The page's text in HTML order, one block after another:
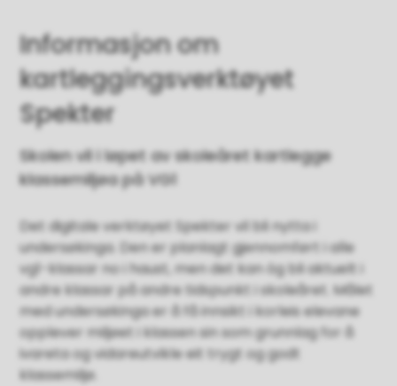
Informasjon om
kartleggingsverktøyet
Spekter
Skolen vil i løpet av skoleåret kartlegge
klassemiljøa på VG1
Det digitale verktøyet Spekter vil bli nytta i
undersøkinga. Dener planlagt gjennomført i alle
vg1-klassar no i haust, men det kan óg bli aktuelt i
andre klassar på andre tidspunkt i skoleåret. Målet
med undersøkinga er å få innsikt i korleis elevane
opplever miljøet i klassen sin som grunnlag for å
ivareta og vidareutvikle eit trygt og godt
klassemiljø.